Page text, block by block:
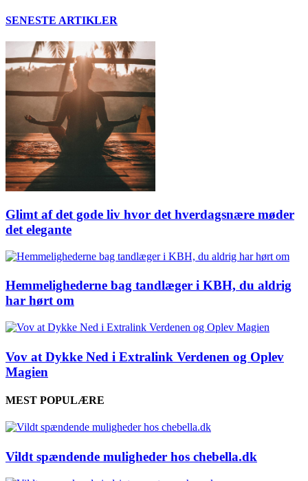
SENESTE ARTIKLER
Glimt af det gode liv hvor det hverdagsnære møder
det elegante
Hemmelighederne bag tandlæger i KBH, du aldrig
har hørt om
Vov at Dykke Ned i Extralink Verdenen og Oplev
Magien
MEST POPULÆRE
Vildt spændende muligheder hos chebella.dk